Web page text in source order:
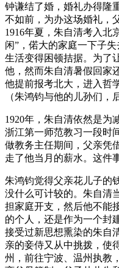
钟谦结了婚，婚礼办得隆
不如前，为办这场婚礼，
1916年夏，朱自清考入北
闲”，偌大的家庭一下子
生活变得困顿拮据。为了
他，然而朱自清暑假回家
他提前报考北大，进入哲
（朱鸿钧与他的儿孙们，
1920年，朱自清依然是为
浙江第一师范教习一段时
做教务主任期间，父亲凭
走了他当月的薪水。这件
朱鸿钧觉得父亲花儿子的
没什么可计较的。朱自清
担家庭开支，然后他不能
的个人，还是作为一个封
接受过新思想熏染的朱自
亲的妾侍又从中挑拨，使
州，前往宁波、温州执教